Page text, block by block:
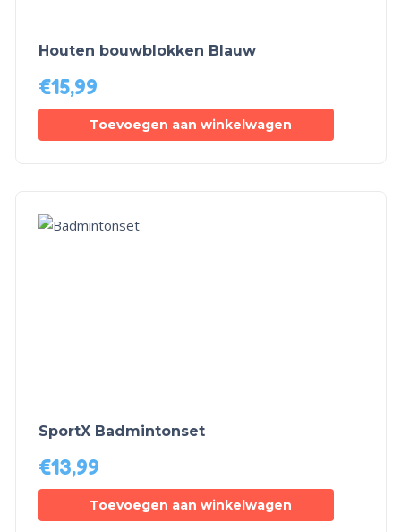
Houten bouwblokken Blauw
€15,99
Toevoegen aan winkelwagen
SportX Badmintonset
€13,99
Toevoegen aan winkelwagen